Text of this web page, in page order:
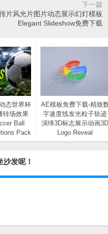
下一篇
片风光片图片动态展示幻灯模板
Elegant Slideshow免费下载
态世界杯
转场效果
Ball
Pack
AE模板免费下载-精致
字速度线发光粒子轨迹
演绎3D标志展示动画3D
Logo Reveal
发呢！